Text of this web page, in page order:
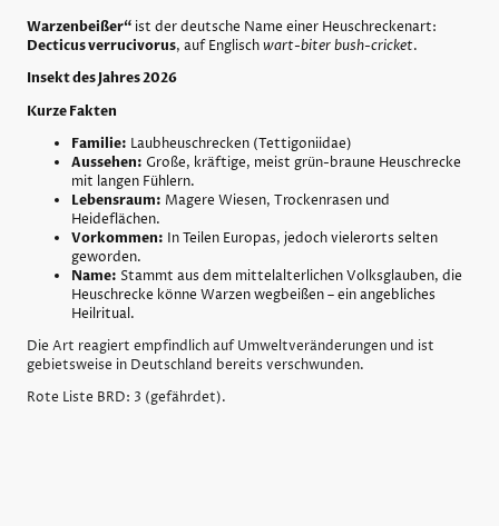
Warzenbeißer“ ist der deutsche Name einer Heuschreckenart:
Decticus verrucivorus, auf Englischwart-biter bush-cricket.
Insekt des Jahres 2026
Kurze Fakten
Familie: Laubheuschrecken (Tettigoniidae)
Aussehen: Große, kräftige, meist grün-braune Heuschrecke
mit langen Fühlern.
Lebensraum: Magere Wiesen, Trockenrasen und
Heideflächen.
Vorkommen: In Teilen Europas, jedoch vielerorts selten
geworden.
Name: Stammt aus dem mittelalterlichen Volksglauben, die
Heuschrecke könne Warzen wegbeißen – ein angebliches
Heilritual.
Die Art reagiert empfindlich auf Umweltveränderungen und ist
gebietsweise in Deutschland bereits verschwunden.
Rote Liste BRD: 3 (gefährdet).